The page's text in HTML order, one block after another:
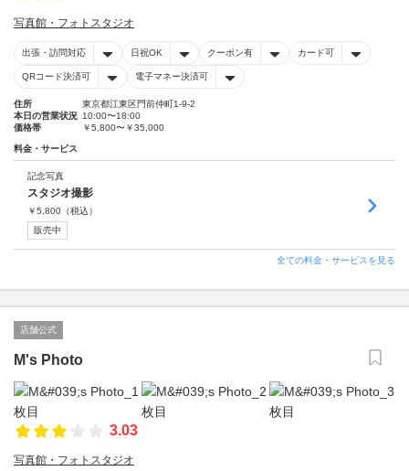
写真館・フォトスタジオ
出張・訪問対応 日祝OK クーポン有 カード可
QRコード決済可 電子マネー決済可
住所
東京都江東区門前仲町1-9-2
本日の営業状況 10:00〜18:00
価格帯
￥5,800〜￥35,000
料金・サービス
記念写真
スタジオ撮影
￥5,800 （税込）
販売中
全ての料金・サービスを見る
店舗公式
M's Photo
3.03
写真館・フォトスタジオ